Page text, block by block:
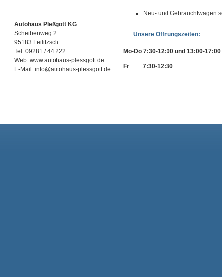
Autohaus Pleßgott KG
Scheibenweg 2
95183 Feilitzsch
Tel: 09281 / 44 222
Web: www.autohaus-plessgott.de
E-Mail: info@autohaus-plessgott.de
Neu- und Gebrauchtwagen
Unsere Öffnungszeiten:
Mo-Do 7:30-12:00 und 13:00-17:00
Fr 7:30-12:30